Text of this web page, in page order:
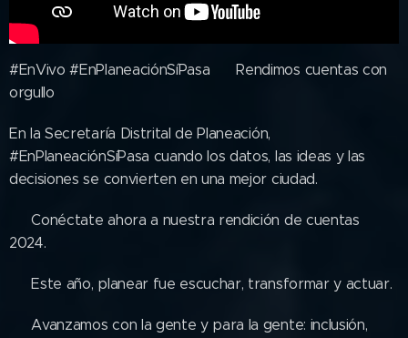
#EnVivo #EnPlaneaciónSíPasa🔴 Rendimos cuentas con
orgullo 💬
En la Secretaría Distrital de Planeación,
#EnPlaneaciónSíPasa cuando los datos, las ideas y las
decisiones se convierten en una mejor ciudad.
📊 Conéctate ahora a nuestra rendición de cuentas
2024.
🎥 Este año, planear fue escuchar, transformar y actuar.
💡 Avanzamos con la gente y para la gente: inclusión,